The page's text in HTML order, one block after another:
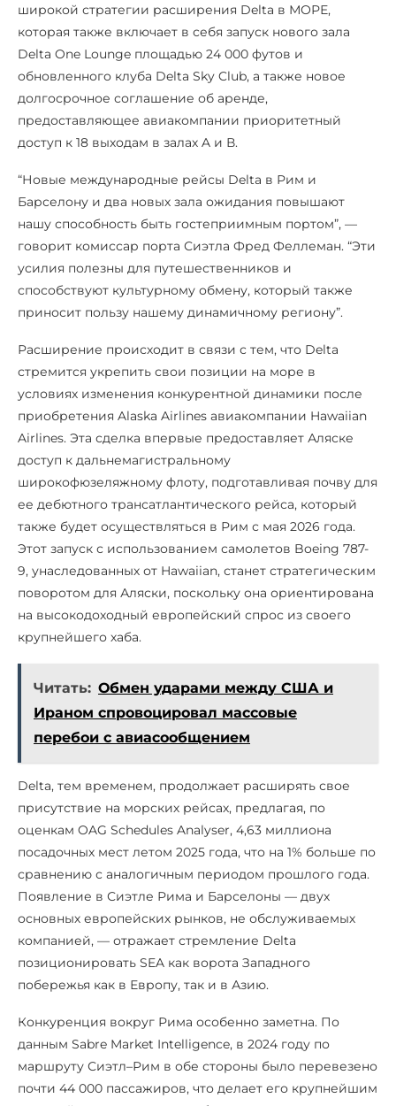
широкой стратегии расширения Delta в МОРЕ,
которая также включает в себя запуск нового зала
Delta One Lounge площадью 24 000 футов и
обновленного клуба Delta Sky Club, а также новое
долгосрочное соглашение об аренде,
предоставляющее авиакомпании приоритетный
доступ к 18 выходам в залах A и В.
“Новые международные рейсы Delta в Рим и
Барселону и два новых зала ожидания повышают
нашу способность быть гостеприимным портом”, —
говорит комиссар порта Сиэтла Фред Феллеман. “Эти
усилия полезны для путешественников и
способствуют культурному обмену, который также
приносит пользу нашему динамичному региону”.
Расширение происходит в связи с тем, что Delta
стремится укрепить свои позиции на море в
условиях изменения конкурентной динамики после
приобретения Alaska Airlines авиакомпании Hawaiian
Airlines. Эта сделка впервые предоставляет Аляске
доступ к дальнемагистральному
широкофюзеляжному флоту, подготавливая почву для
ее дебютного трансатлантического рейса, который
также будет осуществляться в Рим с мая 2026 года.
Этот запуск с использованием самолетов Boeing 787-
9, унаследованных от Hawaiian, станет стратегическим
поворотом для Аляски, поскольку она ориентирована
на высокодоходный европейский спрос из своего
крупнейшего хаба.
Читать: Обмен ударами между США и
Ираном спровоцировал массовые
перебои с авиасообщением
Delta, тем временем, продолжает расширять свое
присутствие на морских рейсах, предлагая, по
оценкам OAG Schedules Analyser, 4,63 миллиона
посадочных мест летом 2025 года, что на 1% больше по
сравнению с аналогичным периодом прошлого года.
Появление в Сиэтле Рима и Барселоны — двух
основных европейских рынков, не обслуживаемых
компанией, — отражает стремление Delta
позиционировать SEA как ворота Западного
побережья как в Европу, так и в Азию.
Конкуренция вокруг Рима особенно заметна. По
данным Sabre Market Intelligence, в 2024 году по
маршруту Сиэтл–Рим в обе стороны было перевезено
почти 44 000 пассажиров, что делает его крупнейшим